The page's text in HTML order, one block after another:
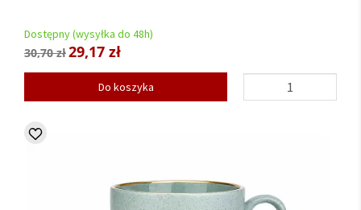
Dostępny (wysyłka do 48h)
30,70 zł29,17 zł
Do koszyka